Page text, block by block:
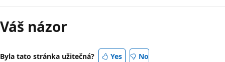
Váš názor
Byla tato stránka užitečná? Yes No